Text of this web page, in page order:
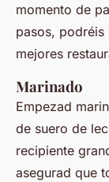
momento de
pasos, podréis
mejores
Marinado
Empezad
de suero de
recipiente
asegurad que